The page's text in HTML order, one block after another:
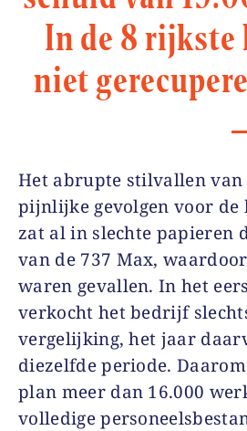
In de 8 rijkste
niet
Het abrupte stilvallen
pijnlijke gevolgen voor de
zat al in slechte papieren
van de 737 Max,
waren gevallen. In het
verkocht het bedrijf
vergelijking, het jaar
diezelfde periode.
plan meer dan 16.000
volledige